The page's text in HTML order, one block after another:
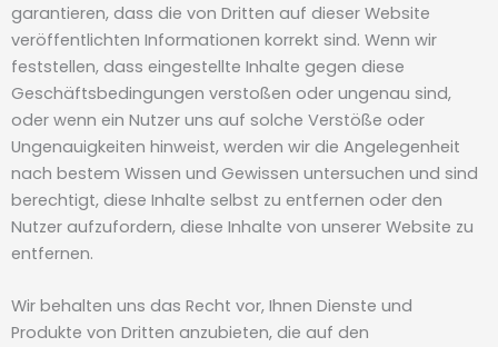
garantieren, dass die von Dritten auf dieser Website
veröffentlichten Informationen korrekt sind. Wenn wir
feststellen, dass eingestellte Inhalte gegen diese
Geschäftsbedingungen verstoßen oder ungenau sind,
oder wenn ein Nutzer uns auf solche Verstöße oder
Ungenauigkeiten hinweist, werden wir die Angelegenheit
nach bestem Wissen und Gewissen untersuchen und sind
berechtigt, diese Inhalte selbst zu entfernen oder den
Nutzer aufzufordern, diese Inhalte von unserer Website zu
entfernen.
Wir behalten uns das Recht vor, Ihnen Dienste und
Produkte von Dritten anzubieten, die auf den